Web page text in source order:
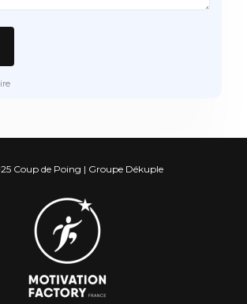
Coup de Poing | Groupe Dékuple